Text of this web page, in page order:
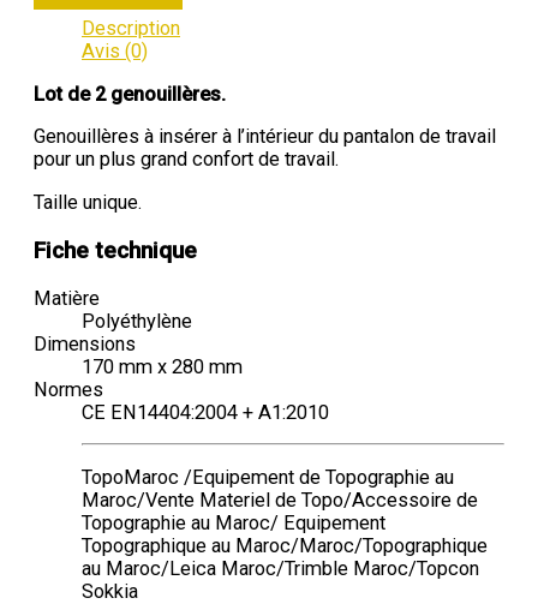
Description
Avis (0)
Lot de 2 genouillères.
Genouillères à insérer à l’intérieur du pantalon de travail
pour un plus grand confort de travail.
Taille unique.
Fiche technique
Matière
Polyéthylène
Dimensions
170 mm x 280 mm
Normes
CE EN14404:2004 + A1:2010
TopoMaroc /Equipement de Topographie au
Maroc/Vente Materiel de Topo/Accessoire de
Topographie au Maroc/ Equipement
Topographique au Maroc/Maroc/Topographique
au Maroc/Leica Maroc/Trimble Maroc/Topcon
Sokkia